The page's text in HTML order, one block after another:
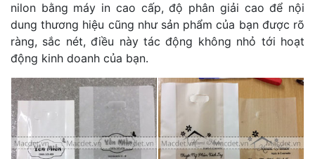
nilon bằng máy in cao cấp, độ phân giải cao để nội
dung thương hiệu cũng như sản phẩm của bạn được rõ
ràng, sắc nét, điều này tác động không nhỏ tới hoạt
động kinh doanh của bạn.